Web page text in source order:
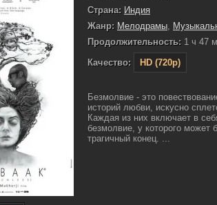
Страна: Индия
Жанр: Мелодрамы,
Продолжительность: 1 ч 47
Качество:
HD (720p)
Безмолвие - это
историй любви, искусно
Каждая из них включает в
безмолвие, у которого может
трагичный конец. ...